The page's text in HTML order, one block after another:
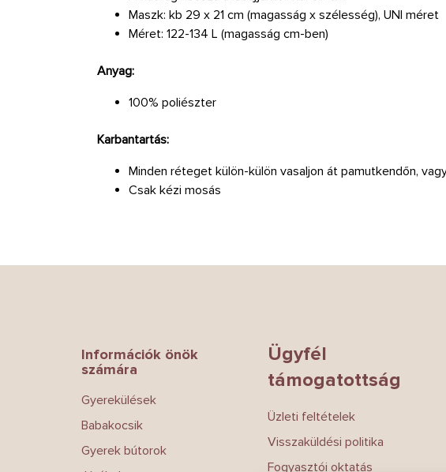
Maszk: kb 29 x 21 cm (magasság x szélesség), UNI méret
Méret: 122-134 L (magasság cm-ben)
Anyag:
100% poliészter
Karbantartás:
Minden réteget külön-külön vasaljon át pamutkendőn,
Csak kézi mosás
Információk önök
számára
Gyerekülések
Babakocsik
Gyerek bútorok
Ügyfél
támogatottság
Üzleti feltételek
Visszaküldési politika
Fogyasztói oktatás